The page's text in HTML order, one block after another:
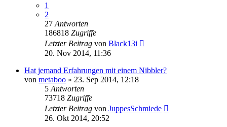
1
2
27 Antworten
186818 Zugriffe
Letzter Beitrag von Black13i
20. Nov 2014, 11:36
Hat jemand Erfahrungen mit einem Nibbler?
von metaboo » 23. Sep 2014, 12:18
5 Antworten
73718 Zugriffe
Letzter Beitrag von JuppesSchmiede
26. Okt 2014, 20:52